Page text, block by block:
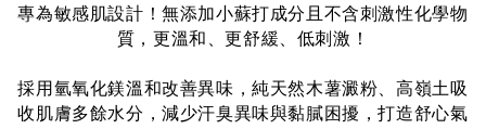
專為敏感肌設計！無添加小蘇打成分且不含刺激性化學物
質，更溫和、更舒緩、低刺激！
採用氫氧化鎂溫和改善異味，純天然木薯澱粉、高嶺土吸
收肌膚多餘水分，減少汗臭異味與黏膩困擾，打造舒心氣